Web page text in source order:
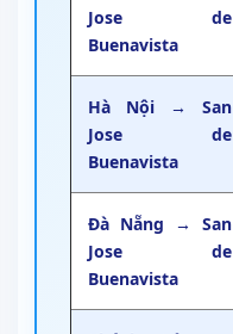
Jose de
Buenavista
Hà Nội → San
Jose de
Buenavista
Đà Nẵng → San
Jose de
Buenavista